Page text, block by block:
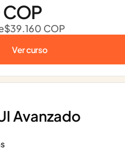
$39.160 COP
Ver curso
Avanzado